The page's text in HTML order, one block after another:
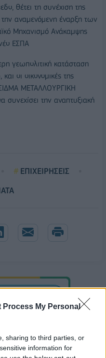
Process My Personal
sharing to third parties, or
information for
θέτει τη συνέχιση της
αναμενόμενη έναρξη των
Μηχανισμό Ανάκαμψης
ΕΣΠΑ
γεωπολιτική κατάσταση
οι οικονομικές της
ΜΕΤΑΛΛΟΥΡΓΙΚΗ
συνεχίσει την αναπτυξιακή
ΕΠΙΧΕΙΡΗΣΕΙΣ